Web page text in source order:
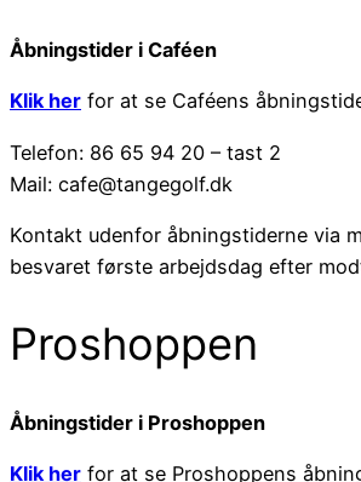
Åbningstider i Caféen
Klik her for at se Caféens
Telefon: 86 65 94 20 – tast 2
Mail: cafe@tangegolf.dk
Kontakt udenfor åbningstiderne via
besvaret første arbejdsdag efter
Proshoppen
Åbningstider i Proshoppen
Klik her for at se Proshoppens